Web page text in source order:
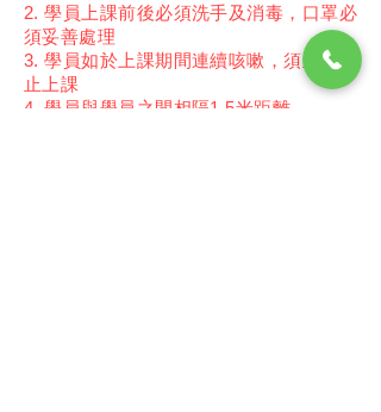
2. 學員上課前後必須洗手及消毒，口罩必
須妥善處理
3. 學員如於上課期間連續咳嗽，須立即停
止上課
​4. 學員與學員之間相隔1.5米距離